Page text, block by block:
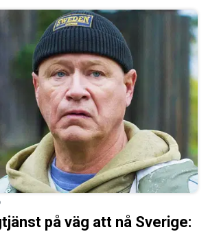
på väg att nå Sverige: